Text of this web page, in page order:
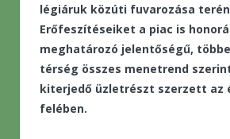
légiáruk közúti fuvarozása
Erőfeszítéseiket a piac is
meghatározó jelentőségű,
térség összes menetrend
kiterjedő üzletrészt szerzett az
felében.